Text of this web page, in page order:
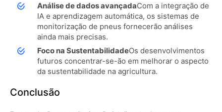
Análise de dados avançadaCom a integração de
IA e aprendizagem automática, os sistemas de
monitorização de pneus fornecerão análises
ainda mais precisas.
Foco na SustentabilidadeOs desenvolvimentos
futuros concentrar-se-ão em melhorar o aspecto
da sustentabilidade na agricultura.
Conclusão